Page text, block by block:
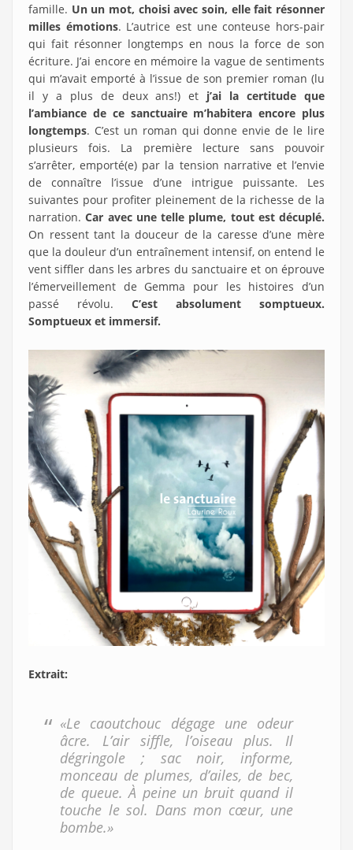
famille. Un un mot, choisi avec soin, elle fait résonner
milles émotions. L’autrice est une conteuse hors-pair
qui fait résonner longtemps en nous la force de son
écriture. J’ai encore en mémoire la vague de sentiments
qui m’avait emporté à l’issue de son premier roman (lu
il y a plus de deux ans!) et j’ai la certitude que
l’ambiance de ce sanctuaire m’habitera encore plus
longtemps. C’est un roman qui donne envie de le lire
plusieurs fois. La première lecture sans pouvoir
s’arrêter, emporté(e) par la tension narrative et l’envie
de connaître l’issue d’une intrigue puissante. Les
suivantes pour profiter pleinement de la richesse de la
narration.Car avec une telle plume, tout est décuplé.
On ressent tant la douceur de la caresse d’une mère
que la douleur d’un entraînement intensif, on entend le
vent siffler dans les arbres du sanctuaire et on éprouve
l’émerveillement de Gemma pour les histoires d’un
passé révolu. C’est absolument somptueux.
Somptueux et immersif.
Extrait:
«Le caoutchouc dégage une odeur
âcre. L’air siffle, l’oiseau plus. Il
dégringole ; sac noir, informe,
monceau de plumes, d’ailes, de bec,
de queue. À peine un bruit quand il
touche le sol. Dans mon cœur, une
bombe.»